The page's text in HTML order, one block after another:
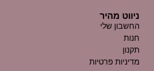
ניווט מהיר
החשבון שלי
חנות
תקנון
מדיניות פרטיות